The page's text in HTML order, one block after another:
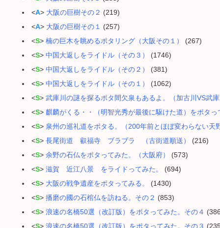
<A> 大阪の巨樹その２ (219)
<A> 大阪の巨樹その１
(257)
<S> 楠の巨木を眺めるポタリング（大阪その１）
(267)
<S> 中国大返しをライドル（その３）
(1746)
<S> 中国大返しをライドル（その２）
(381)
<S> 中国大返しをライドル（その１）
(1062)
<S> 武庫川の謎を探るポタ間欠泉もあるよ。（加古川VS武
<S> 麒麟がくる・・（明智光秀が最後に駆けた道）をポタっ
<S> 泉州の巡礼道をポタる。（200年前とほぼ変わらない天
<S> 長尾街道 叡福寺 ブラブラ （古街道順送）
(216)
<S> 余野の石仏をポタってみた。（大阪府）
(573)
<S> 滋賀 近江八景 をライドってみた。
(694)
<S> 大阪の戦争遺産をポタってみる。
(1430)
<S> 播磨の國の石棺仏を訪ねる。その２ (853)
<S> 浪速の名橋50選（改訂版）をポタってみた。その４
<S> 浪速の名橋50選（改訂版）をポタってみた。その３